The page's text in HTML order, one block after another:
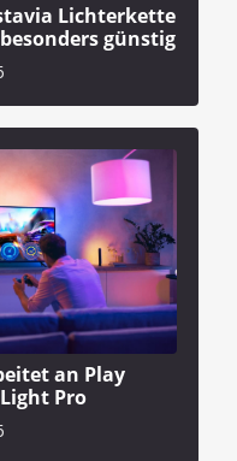
Lichterkette
günstig
an Play
Pro